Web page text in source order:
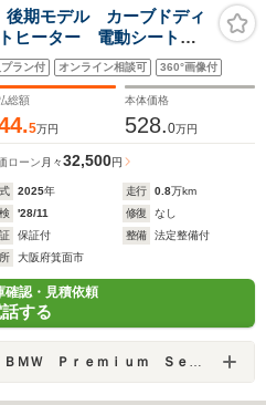
期モデル カーブドディ
ヒーター 電動シート
ーズコントロール ヘッ
カメラ 障害物センサ
ラン付 オンライン相談可 360°画像付
総額
5万円
本体価格
528.0万円
ローン 月々32,500円
2025年 走行 0.8万km
'28/11 修復
なし
保証付 整備
法定整備付
大阪府箕面市
確認・見積依頼
する
ｒｅｍｉｕｍ Ｓｅｌｅｃｔｉｏｎ 箕面